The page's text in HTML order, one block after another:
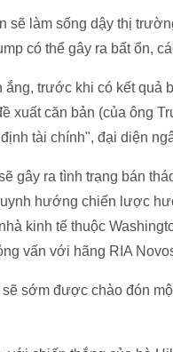
sẽ làm sống dậy thị
có thể gây ra bất ổn,
trước khi có kết quả
xuất căn bản (của ông
tài chính", đại diện
gây ra tình trạng bán
hướng chiến lược
kinh tế thuộc
vấn với hãng RIA
sớm được chào đón